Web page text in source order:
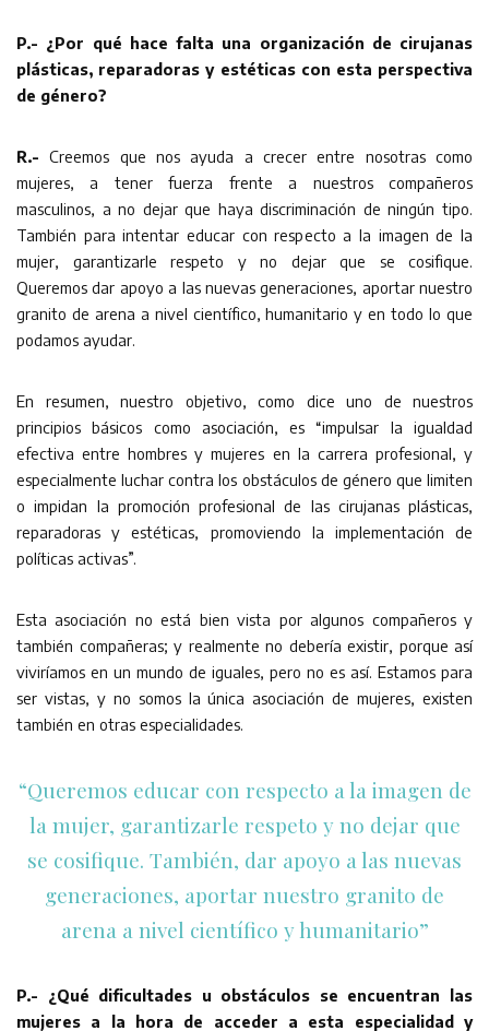
P.- ¿Por qué hace falta una organización de cirujanas
plásticas, reparadoras y estéticas con esta perspectiva
de género?
R.-Creemos que nos ayuda a crecer entre nosotras como
mujeres, a tener fuerza frente a nuestros compañeros
masculinos, a no dejar que haya discriminación de ningún tipo.
También para intentar educar con respecto a la imagen de la
mujer, garantizarle respeto y no dejar que se cosifique.
Queremos dar apoyo a las nuevas generaciones, aportar nuestro
granito de arena a nivel científico, humanitario y en todo lo que
podamos ayudar.
En resumen, nuestro objetivo, como dice uno de nuestros
principios básicos como asociación, es “impulsar la igualdad
efectiva entre hombres y mujeres en la carrera profesional, y
especialmente luchar contra los obstáculos de género que limiten
o impidan la promoción profesional de las cirujanas plásticas,
reparadoras y estéticas, promoviendo la implementación de
políticas activas”.
Esta asociación no está bien vista por algunos compañeros y
también compañeras; y realmente no debería existir, porque así
viviríamos en un mundo de iguales, pero no es así. Estamos para
ser vistas, y no somos la única asociación de mujeres, existen
también en otras especialidades.
“Queremos educar con respecto a la imagen de
la mujer, garantizarle respeto y no dejar que
se cosifique. También, dar apoyo a las nuevas
generaciones, aportar nuestro granito de
arena a nivel científico y humanitario”
P.- ¿Qué dificultades u obstáculos se encuentran las
mujeres a la hora de acceder a esta especialidad y